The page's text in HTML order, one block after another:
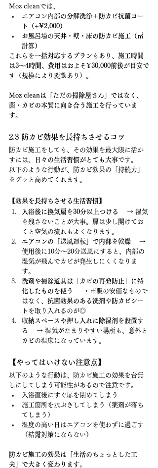
Moz cleanでは、
エアコン内部の分解洗浄＋防カビ抗菌コー
ト（+¥2,000）
お風呂場の天井・壁・床の防カビ施工（㎡
計算）
これらを一括対応するプラン もあり、 施工時間
は3〜4時間、費用はおよそ¥30,000前後が目安で
す（規模により変動あり）。
Moz cleanは「ただの掃除屋さん」ではなく、
菌・カビの本質に向き合う施工を行っていま
す。
2.3 防カビ効果を長持ちさせるコツ
防カビ施工をしても、その効果を最大限に活か
すには、
日々の生活習慣がとても大事です。
以下のような行動が、防カビ効果の「持続力」
をグッと高めてくれます。
【効果を長持ちさせる生活習慣】
入浴後に換気扇を30分以上つける
→ 湿気
を残さないことが大事。扉は少し開けてお
くと空気の流れもよくなります。
エアコンの「送風運転」で内部を乾燥 →
使用後に10分〜20分送風にすると、内部の
湿気が飛んでカビが発生しにくくなりま
す。
洗剤や掃除道具は「カビの再発防止」に特
化したものを使う
→ 市販の安価なもので
はなく、 抗菌効果のある洗剤 や 防カビシー
ト を取り入れるのが◎
収納スペースや押し入れに除湿剤を設置す
る
→ 湿気がたまりやすい場所も、意外と
カビの温床になっています。
【やってはいけない注意点】
以下のような行動は、防カビ施工の効果を台無
しにしてしまう可能性があるので注意です。
入浴直後にすぐ扉を閉めてしまう
施工箇所を水ぶきしてしまう（薬剤が落ち
てしまう）
湿度の高い日はエアコンを使わずに過ごす
（結露対策にならない）
防カビ施工の効果は「生活のちょっとした工
夫」で大きく変わります。